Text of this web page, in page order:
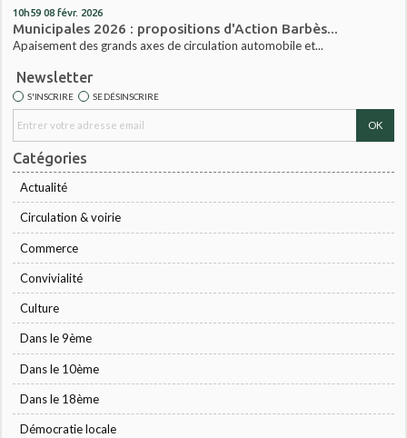
10h59 08 févr. 2026
Municipales 2026 : propositions d'Action Barbès...
Apaisement des grands axes de circulation automobile et...
Newsletter
S'INSCRIRE SE DÉSINSCRIRE
Catégories
Actualité
Circulation & voirie
Commerce
Convivialité
Culture
Dans le 9ème
Dans le 10ème
Dans le 18ème
Démocratie locale